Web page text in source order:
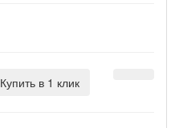
Купить в 1 клик